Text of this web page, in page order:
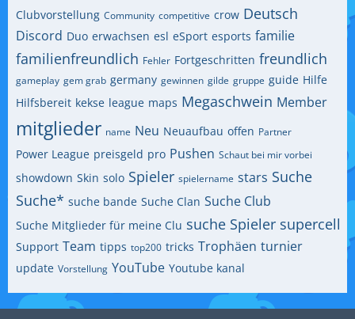
Clubvorstellung Community competitive crow Deutsch
Discord Duo erwachsen esl eSport esports familie
familienfreundlich Fehler Fortgeschritten freundlich
gameplay gem grab germany gewinnen gilde gruppe guide Hilfe
Hilfsbereit kekse league maps Megaschwein Member
mitglieder name Neu Neuaufbau offen Partner
Power League preisgeld pro Pushen Schaut bei mir vorbei
showdown Skin solo Spieler spielername stars Suche
Suche* suche bande Suche Clan Suche Club
Suche Mitglieder für meine Clu suche Spieler supercell
Support Team tipps top200 tricks Trophäen turnier
update Vorstellung YouTube Youtube kanal